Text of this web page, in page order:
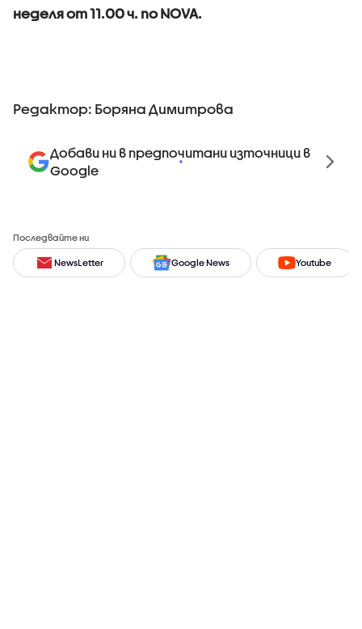
неделя от 11.00 ч. по NOVA.
Редактор: Боряна Димитрова
Добави ни в предпочитани източници в
Google
Последвайте ни
NewsLetter Google News Youtube